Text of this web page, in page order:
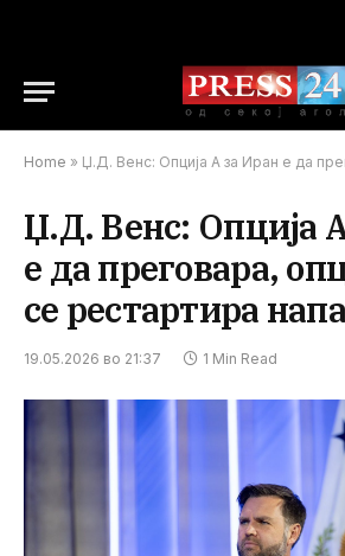
Home » Џ.Д. Венс: Опција А за Иран е да преговара,
Џ.Д. Венс: Опција
е да преговара,
се рестартира
19.05.2026 во 21:37 1 Min Read